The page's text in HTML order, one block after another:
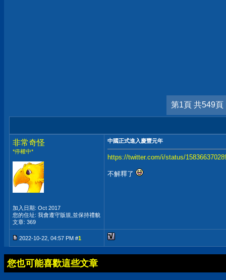
第1頁 共549頁
非常奇怪
*停權中*
加入日期: Oct 2017
您的住址: 我會遵守版規,並保持禮貌
文章: 369
中國正式進入慶豐元年
https://twitter.com/i/status/
不解釋了
2022-10-22, 04:57 PM #1
您也可能喜歡這些文章